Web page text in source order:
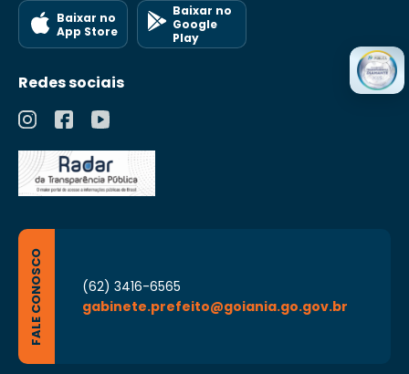
Baixar no
App Store
Baixar no
Google
Play
Redes sociais
FALE CONOSCO
(62) 3416-6565
gabinete.prefeito@goiania.go.gov.br